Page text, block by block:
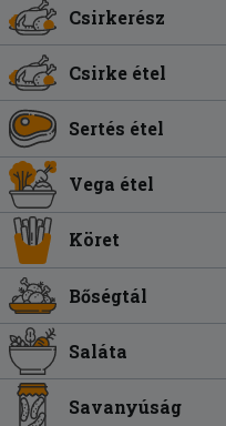
Csirkerész
Csirke étel
Sertés étel
Vega étel
Köret
Bőségtál
Saláta
Savanyúság